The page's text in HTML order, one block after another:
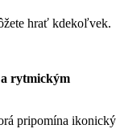
hrať kdekoľvek.
a rytmickým
pripomína ikonický